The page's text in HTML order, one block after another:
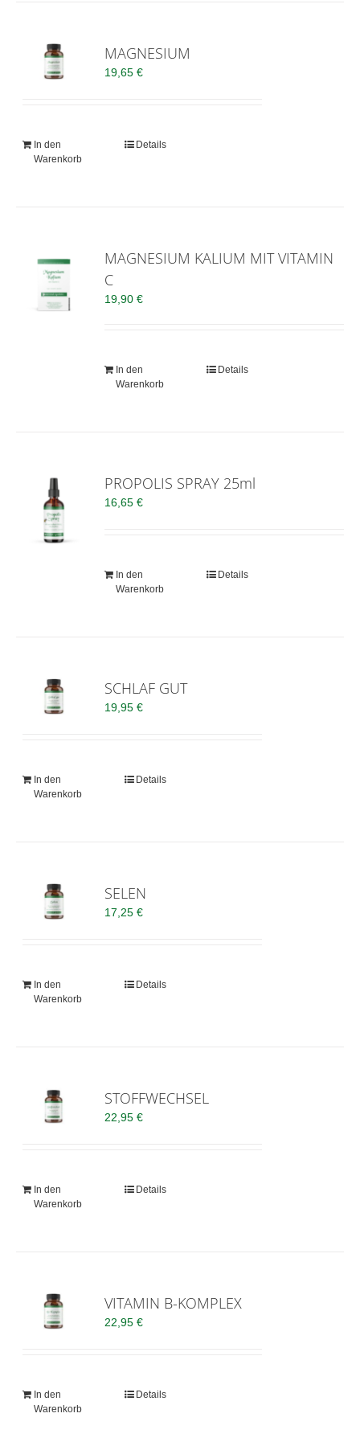
MAGNESIUM
19,65€
In den
Warenkorb
Details
MAGNESIUM KALIUM MIT VITAMIN
C
19,90€
In den
Warenkorb
Details
PROPOLIS SPRAY 25ml
16,65€
In den
Warenkorb
Details
SCHLAF GUT
19,95€
In den
Warenkorb
Details
SELEN
17,25€
In den
Warenkorb
Details
STOFFWECHSEL
22,95€
In den
Warenkorb
Details
VITAMIN B-KOMPLEX
22,95€
In den
Warenkorb
Details